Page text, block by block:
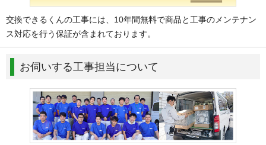
交換できるくんの工事には、10年間無料で商品と工事のメンテナン
ス対応を行う保証が含まれております。
お伺いする工事担当について